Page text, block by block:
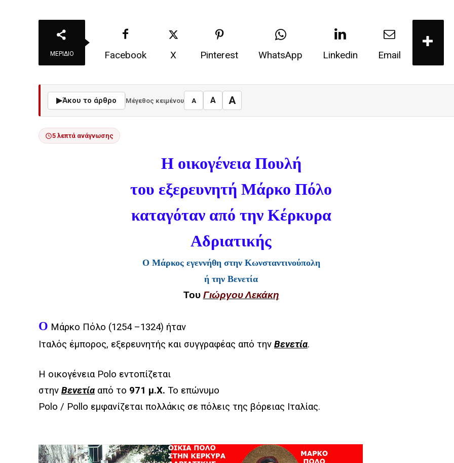
ΜΕΡΊΔΙΟ Facebook X Pinterest WhatsApp Linkedin Email
▶Άκου το άρθρο Μέγεθος κειμένου A A A
5 λεπτά ανάγνωσης
Η οικογένεια Πουλή
του εξερευνητή Μάρκο Πόλο
καταγόταν από την Κέρκυρα
Αδριατικής
Ο Μάρκος εγεννήθη στην Κωνσταντινούπολη
ή την Βενετία
Του Γιώργου Λεκάκη
Ο Μάρκο Πόλο (1254 –1324) ήταν
Ιταλός έμπορος, εξερευνητής και συγγραφέας από την Βενετία.
Η οικογένεια Polo εντοπίζεται
στην Βενετία από το 971 μ.Χ. Το επώνυμο
Polo / Pollo εμφανίζεται πολλάκις σε πόλεις της βόρειας Ιταλίας.